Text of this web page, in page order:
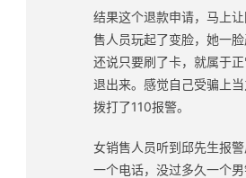
结果这个退款申请，马上
售人员玩起了变脸，她一脸
还说只要刷了卡，就属于
退出来。感觉自己受骗上
拨打了110报警。
女销售人员听到邱先生报
一个电话，没过多久一个